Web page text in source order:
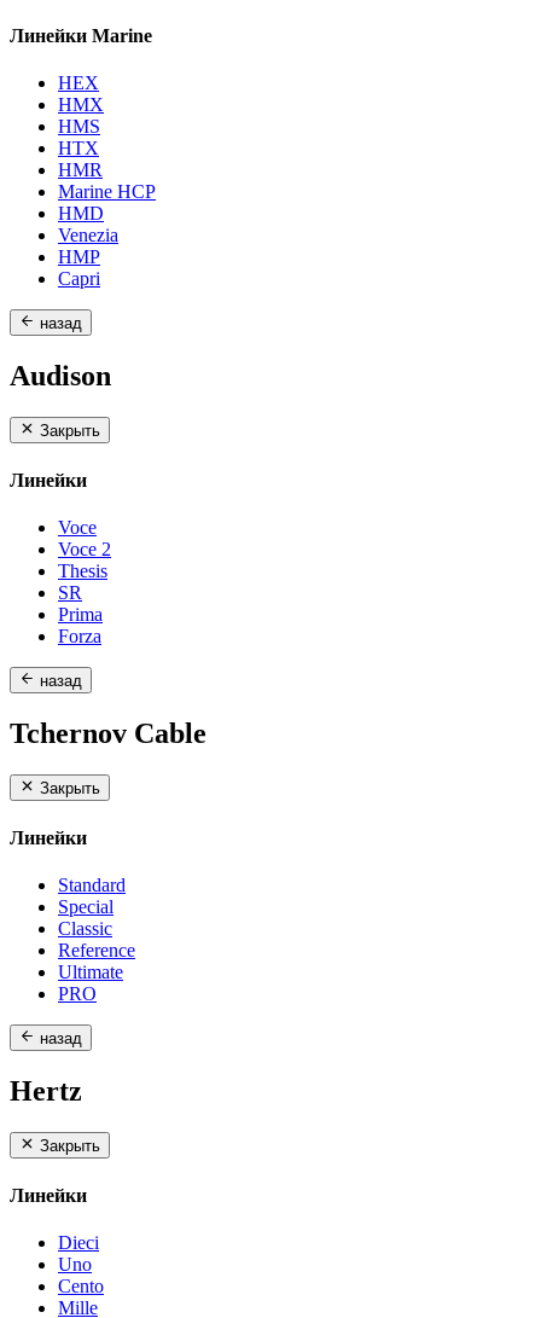
Линейки Marine
HEX
HMX
HMS
HTX
HMR
Marine HCP
HMD
Venezia
HMP
Capri
назад
Audison
Закрыть
Линейки
Voce
Voce 2
Thesis
SR
Prima
Forza
назад
Tchernov Cable
Закрыть
Линейки
Standard
Special
Classic
Reference
Ultimate
PRO
назад
Hertz
Закрыть
Линейки
Dieci
Uno
Cento
Mille